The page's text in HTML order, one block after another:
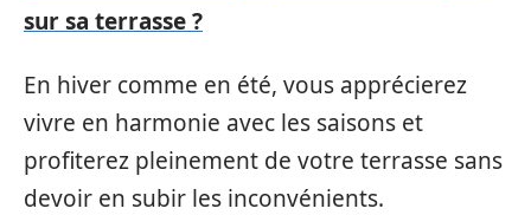
sur sa terrasse ?
En hiver comme en été, vous apprécierez
vivre en harmonie avec les saisons et
profiterez pleinement de votre terrasse sans
devoir en subir les inconvénients.